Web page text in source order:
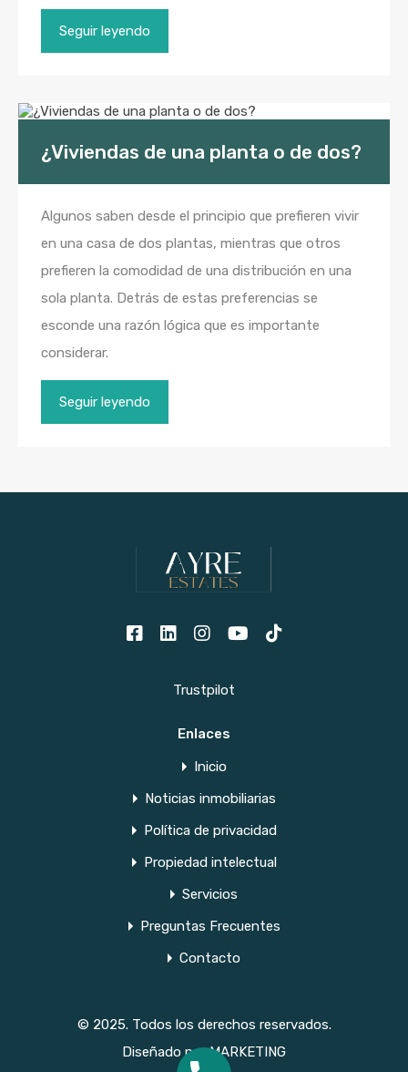
Seguir leyendo
¿Viviendas de una planta o de dos?
Algunos saben desde el principio que prefieren vivir
en una casa de dos plantas, mientras que otros
prefieren la comodidad de una distribución en una
sola planta. Detrás de estas preferencias se
esconde una razón lógica que es importante
considerar.
Seguir leyendo
Trustpilot
Enlaces
Inicio
Noticias inmobiliarias
Política de privacidad
Propiedad intelectual
Servicios
Preguntas Frecuentes
Contacto
© 2025. Todos los derechos reservados.
Diseñado porMARKETING